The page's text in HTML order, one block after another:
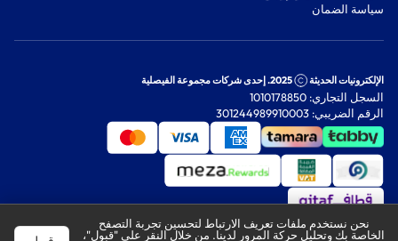
‫سياسة الضمان‬
الإلكترونيات الحديثة 2025. إحدى شركات مجموعة الفيصلية
السجل التجاري: 1010178850
الرقم الضريبي: 301244989910003
نحن نستخدم ملفات تعريف الارتباط لتحسين تجربة التصفح
الخاصة بك وتحليل حركة المرور لدينا. من خلال النقر على "قبول"،